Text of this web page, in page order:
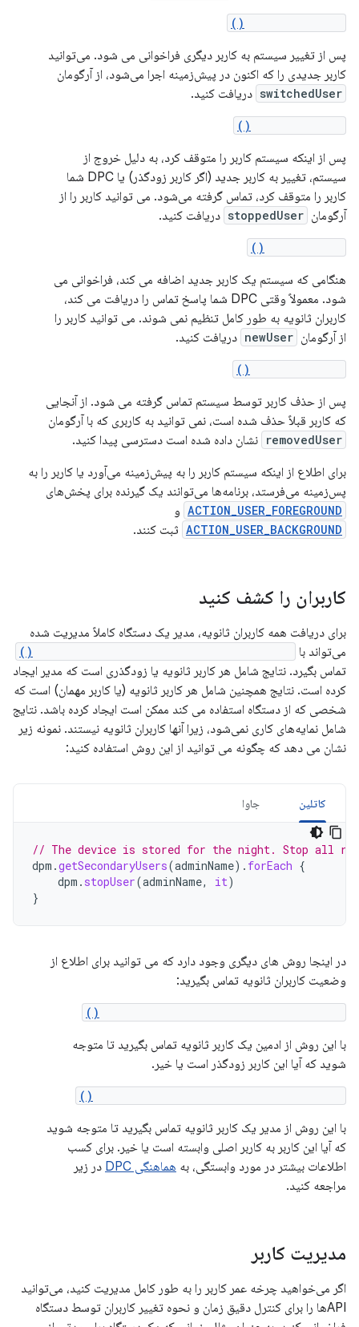
پس از تغییر سیستم به کاربر دیگری فراخوانی می شود. می‌توانید
کاربر جدیدی را که اکنون در پیش‌زمینه اجرا می‌شود، از آرگومان
switchedUser دریافت کنید.
پس از اینکه سیستم کاربر را متوقف کرد، به دلیل خروج از
سیستم، تغییر به کاربر جدید (اگر کاربر زودگذر) یا DPC شما
کاربر را متوقف کرد، تماس گرفته می‌شود. می توانید کاربر را از
آرگومان stoppedUser دریافت کنید.
هنگامی که سیستم یک کاربر جدید اضافه می کند، فراخوانی می
شود. معمولاً وقتی DPC شما پاسخ تماس را دریافت می کند،
کاربران ثانویه به طور کامل تنظیم نمی شوند. می توانید کاربر را
از آرگومان newUser دریافت کنید.
پس از حذف کاربر توسط سیستم تماس گرفته می شود. از آنجایی
که کاربر قبلاً حذف شده است، نمی توانید به کاربری که با آرگومان
removedUser نشان داده شده است دسترسی پیدا کنید.
برای اطلاع از اینکه سیستم کاربر را به پیش‌زمینه می‌آورد یا کاربر را به
پس‌زمینه می‌فرستد، برنامه‌ها می‌توانند یک گیرنده برای پخش‌های
ACTION_USER_FOREGROUND و
ACTION_USER_BACKGROUND ثبت کنند.
کاربران را کشف کنید
برای دریافت همه کاربران ثانویه، مدیر یک دستگاه کاملاً مدیریت شده
می‌تواند با
تماس بگیرد. نتایج شامل هر کاربر ثانویه یا زودگذری است که مدیر ایجاد
کرده است. نتایج همچنین شامل هر کاربر ثانویه (یا کاربر مهمان) است که
شخصی که از دستگاه استفاده می کند ممکن است ایجاد کرده باشد. نتایج
شامل نمایه‌های کاری نمی‌شود، زیرا آنها کاربران ثانویه نیستند. نمونه زیر
نشان می دهد که چگونه می توانید از این روش استفاده کنید:
کاتلین جاوا
// The device is stored for the night. Stop all
dpm .getSecondaryUsers(adminName). forEach {
dpm . stopUser(adminName, it)
}
در اینجا روش های دیگری وجود دارد که می توانید برای اطلاع از
وضعیت کاربران ثانویه تماس بگیرید:
با این روش از ادمین یک کاربر ثانویه تماس بگیرید تا متوجه
شوید که آیا این کاربر زودگذر است یا خیر.
با این روش از مدیر یک کاربر ثانویه تماس بگیرید تا متوجه شوید
که آیا این کاربر به کاربر اصلی وابسته است یا خیر. برای کسب
اطلاعات بیشتر در مورد وابستگی، به هماهنگی DPC
در زیر
مراجعه کنید.
مدیریت کاربر
اگر می‌خواهید چرخه عمر کاربر را به طور کامل مدیریت کنید، می‌توانید
APIها را برای کنترل دقیق زمان و نحوه تغییر کاربران توسط دستگاه